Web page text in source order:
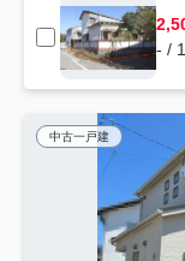
- /
中古一戸建